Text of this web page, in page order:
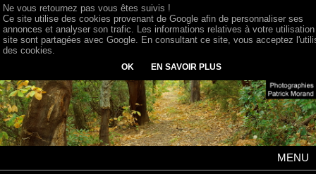
MENU
Ne vous retournez pas vous êtes suivis !
Ce site utilise des cookies provenant de Google afin de personnaliser ses
annonces et analyser son trafic. Les informations relatives à votre
site sont partagées avec Google. En consultant ce site, vous acceptez
des cookies.
OK EN SAVOIR PLUS